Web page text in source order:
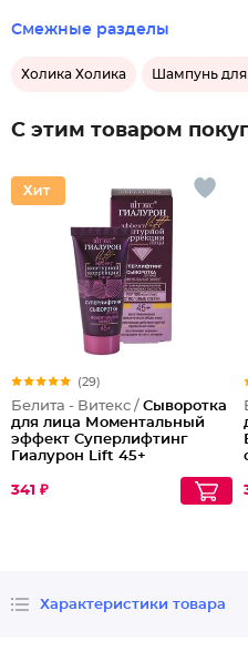
Смежные разделы
Холика Холика Шампунь
С этим товаром
(29)
Белита - Витекс / Сыворотка
для лица Моментальный
эффект Суперлифтинг
Гиалурон Lift 45+
341 ₽
Характеристики товара